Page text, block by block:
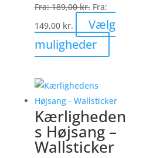
Fra:189,00kr. Fra:
149,00 kr.
Vælg
muligheder
vare
varianter.
Mulighederne
kan
vælges
Kærligheden
s Højsang –
Wallsticker